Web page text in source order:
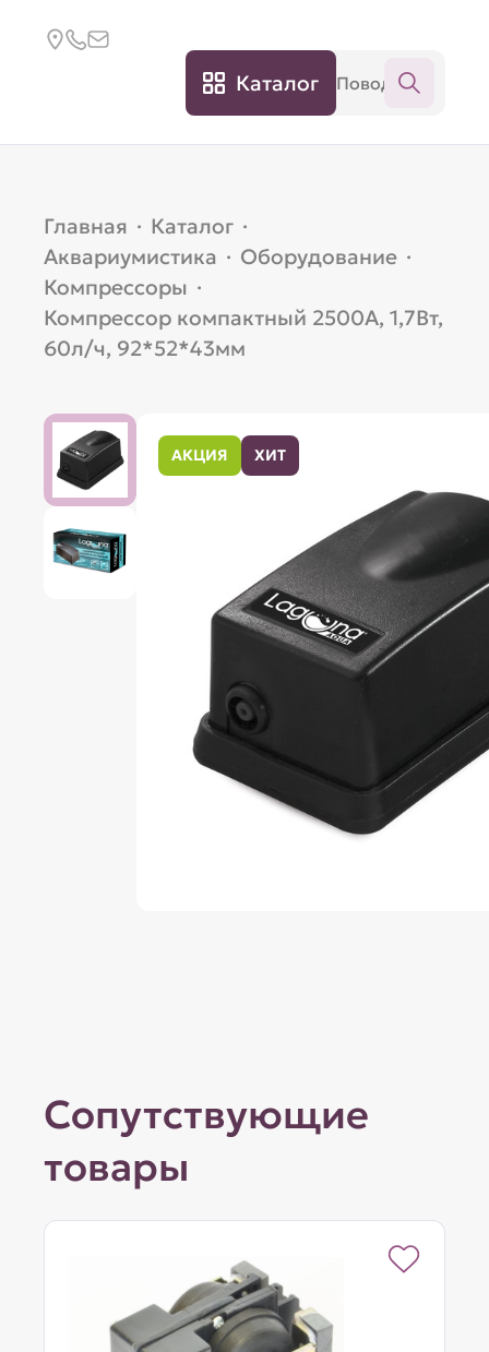
Каталог
Главная · Каталог ·
Аквариумистика · Оборудование ·
Компрессоры ·
Компрессор компактный 2500A, 1,7Вт,
60л/ч, 92*52*43мм
АКЦИЯ ХИТ
Сопутствующие
товары